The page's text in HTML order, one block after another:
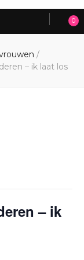
0
/
– ik laat los
– ik